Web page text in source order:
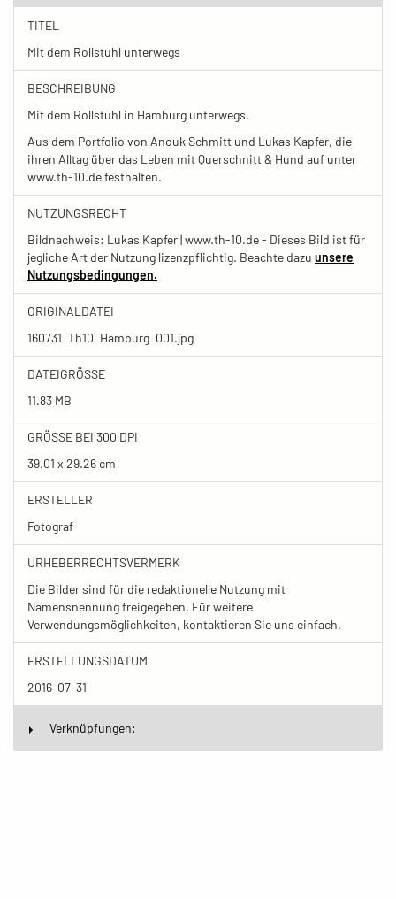
TITEL
Mit dem Rollstuhl unterwegs
BESCHREIBUNG
Mit dem Rollstuhl in Hamburg unterwegs.
Aus dem Portfolio von Anouk Schmitt und Lukas Kapfer, die
ihren Alltag über das Leben mit Querschnitt & Hund auf unter
www.th-10.de festhalten.
NUTZUNGSRECHT
Bildnachweis: Lukas Kapfer | www.th-10.de - Dieses Bild ist für
jegliche Art der Nutzung lizenzpflichtig. Beachte dazu unsere
Nutzungsbedingungen.
ORIGINALDATEI
160731_Th10_Hamburg_001.jpg
DATEIGRÖSSE
11.83 MB
GRÖSSE BEI 300 DPI
39.01 x 29.26 cm
ERSTELLER
Fotograf
URHEBERRECHTSVERMERK
Die Bilder sind für die redaktionelle Nutzung mit
Namensnennung freigegeben. Für weitere
Verwendungsmöglichkeiten, kontaktieren Sie uns einfach.
ERSTELLUNGSDATUM
2016-07-31
Verknüpfungen: